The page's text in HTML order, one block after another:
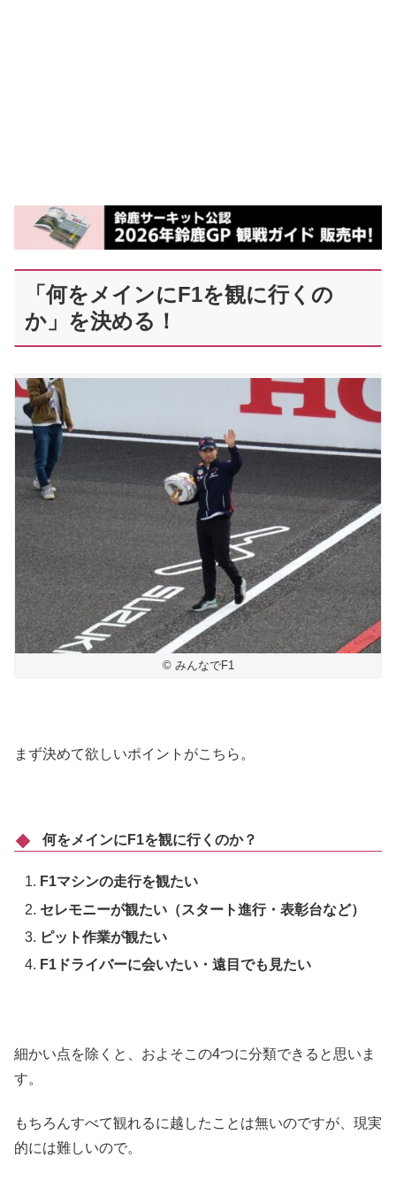
「何をメインにF1を観に行くの
か」を決める！
© みんなでF1
まず決めて欲しいポイントがこちら。
何をメインにF1を観に行くのか？
F1マシンの走行を観たい
セレモニーが観たい（スタート進行・表彰台など）
ピット作業が観たい
F1ドライバーに会いたい・遠目でも見たい
細かい点を除くと、およそこの4つに分類できると思いま
す。
もちろんすべて観れるに越したことは無いのですが、現実
的には難しいので。